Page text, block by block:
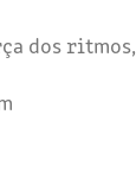
dos ritmos,